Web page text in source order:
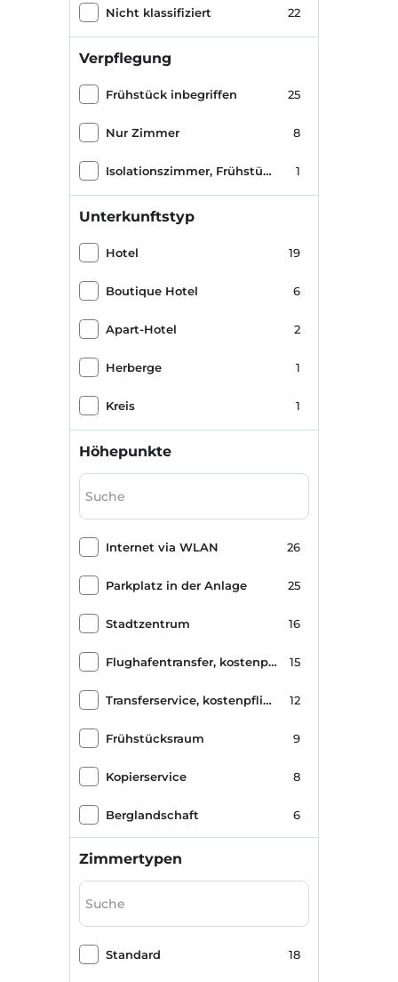
Nicht klassifiziert 22
Verpflegung
Frühstück inbegriffen 25
Nur Zimmer 8
Isolationszimmer, Frühstück inbegriffen 1
Unterkunftstyp
Hotel 19
Boutique Hotel 6
Apart-Hotel 2
Herberge 1
Kreis 1
Höhepunkte
Internet via WLAN 26
Parkplatz in der Anlage 25
Stadtzentrum 16
Flughafentransfer, kostenpflichtig 15
Transferservice, kostenpflichtig 12
Frühstücksraum 9
Kopierservice 8
Berglandschaft 6
Spa / Wellnesscenter
Alkoholfrei 4
Zimmertypen
Standard 18